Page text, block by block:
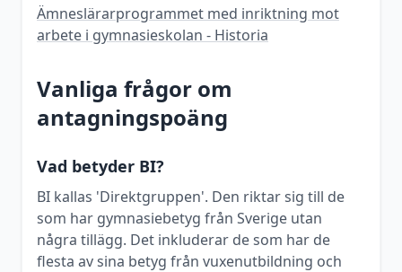
Ämneslärarprogrammet med inriktning mot
arbete i gymnasieskolan - Historia
Vanliga frågor om
antagningspoäng
Vad betyder BI?
BI kallas 'Direktgruppen'. Den riktar sig till de
som har gymnasiebetyg från Sverige utan
några tillägg. Det inkluderar de som har de
flesta av sina betyg från vuxenutbildning och